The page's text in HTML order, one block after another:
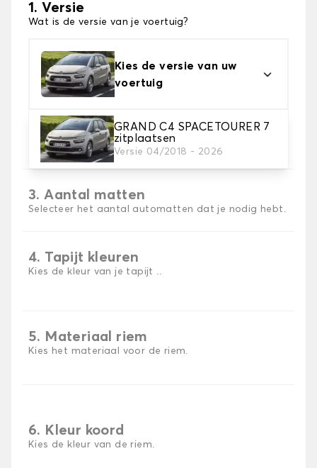
1. Versie
Wat is de versie van je voertuig?
Kies de versie van uw
voertuig
GRAND C4 SPACETOURER 7
zitplaatsen
Versie 04/2018 - 2026
2. Materiaal
Kies het materiaal van uw automatten
3. Aantal matten
Selecteer het aantal automatten dat je nodig hebt.
4. Tapijt kleuren
Kies de kleur van je tapijt ..
5. Materiaal riem
Kies het materiaal voor de riem.
6. Kleur koord
Kies de kleur van de riem.